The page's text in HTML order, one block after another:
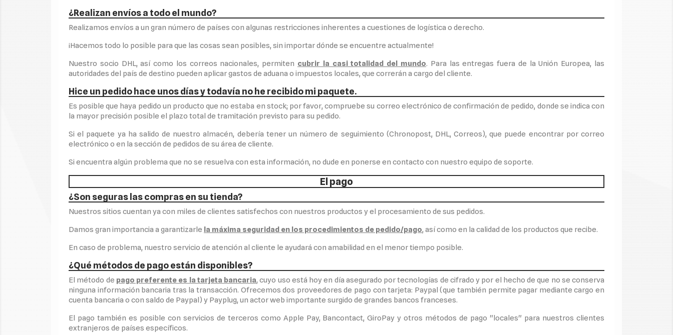
¿Realizan envíos a todo el mundo?
Realizamos envíos a un gran número de países con algunas restricciones inherentes a cuestiones de logística o derecho.
¡Hacemos todo lo posible para que las cosas sean posibles, sin importar dónde se encuentre actualmente!
Nuestro socio DHL, así como los correos nacionales, permiten cubrir la casi totalidad del mundo. Para las entregas fuera de la Unión Europea, las
autoridades del país de destino pueden aplicar gastos de aduana o impuestos locales, que correrán a cargo del cliente.
Hice un pedido hace unos días y todavía no he recibido mi paquete.
Es posible que haya pedido un producto que no estaba en stock; por favor, compruebe su correo electrónico de confirmación de pedido, donde se indica con
la mayor precisión posible el plazo total de tramitación previsto para su pedido.
Si el paquete ya ha salido de nuestro almacén, debería tener un número de seguimiento (Chronopost, DHL, Correos), que puede encontrar por correo
electrónico o en la sección de pedidos de su área de cliente.
Si encuentra algún problema que no se resuelva con esta información, no dude en ponerse en contacto con nuestro equipo de soporte.
El pago
¿Son seguras las compras en su tienda?
Nuestros sitios cuentan ya con miles de clientes satisfechos con nuestros productos y el procesamiento de sus pedidos.
Damos gran importancia a garantizarle la máxima seguridad en los procedimientos de pedido/pago, así como en la calidad de los productos que recibe.
En caso de problema, nuestro servicio de atención al cliente le ayudará con amabilidad en el menor tiempo posible.
¿Qué métodos de pago están disponibles?
El método de pago preferente es la tarjeta bancaria, cuyo uso está hoy en día asegurado por tecnologías de cifrado y por el hecho de que no se conserva
ninguna información bancaria tras la transacción. Ofrecemos dos proveedores de pago con tarjeta: Paypal (que también permite pagar mediante cargo en
cuenta bancaria o con saldo de Paypal) y Payplug, un actor web importante surgido de grandes bancos franceses.
El pago también es posible con servicios de terceros como Apple Pay, Bancontact, GiroPay y otros métodos de pago "locales" para nuestros clientes
extranjeros de países específicos.